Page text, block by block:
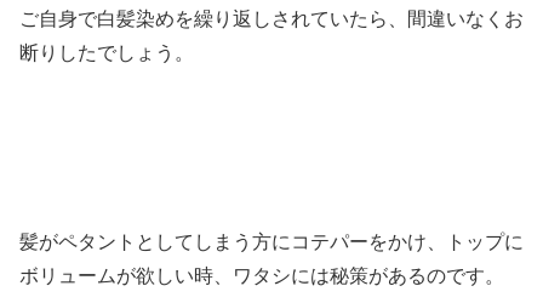
ご自身で白髪染めを繰り返しされていたら、間違いなくお
断りしたでしょう。
髪がペタントとしてしまう方にコテパーをかけ、トップに
ボリュームが欲しい時、ワタシには秘策があるのです。